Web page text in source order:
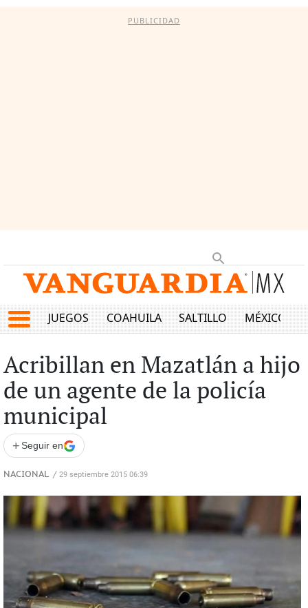
PUBLICIDAD
JUEGOS COAHUILA SALTILLO MÉXICO
Acribillan en Mazatlán a hijo
de un agente de la policía
municipal
+ Seguir en
NACIONAL / 29 septiembre 2015 06:39